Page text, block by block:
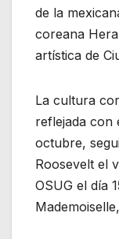
de la
coreana
artística de
La cultura
reflejada con
octubre,
Roosevelt el
OSUG el día